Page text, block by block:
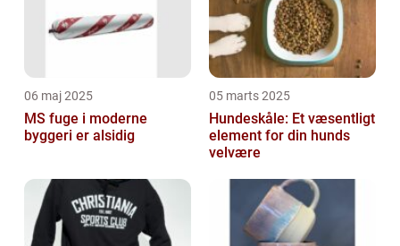
06 maj 2025
MS fuge i moderne
byggeri er alsidig
05 marts 2025
Hundeskåle: Et væsentligt
element for din hunds
velvære